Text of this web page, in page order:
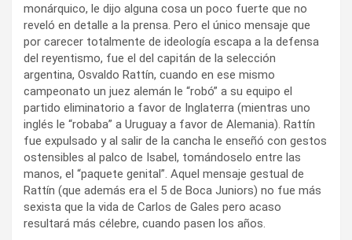
monárquico, le dijo alguna cosa un poco fuerte que no
reveló en detalle a la prensa. Pero el único mensaje que
por carecer totalmente de ideología escapa a la defensa
del reyentismo, fue el del capitán de la selección
argentina, Osvaldo Rattín, cuando en ese mismo
campeonato un juez alemán le “robó” a su equipo el
partido eliminatorio a favor de Inglaterra (mientras uno
inglés le “robaba” a Uruguay a favor de Alemania). Rattín
fue expulsado y al salir de la cancha le enseñó con gestos
ostensibles al palco de Isabel, tomándoselo entre las
manos, el “paquete genital”. Aquel mensaje gestual de
Rattín (que además era el 5 de Boca Juniors) no fue más
sexista que la vida de Carlos de Gales pero acaso
resultará más célebre, cuando pasen los años.